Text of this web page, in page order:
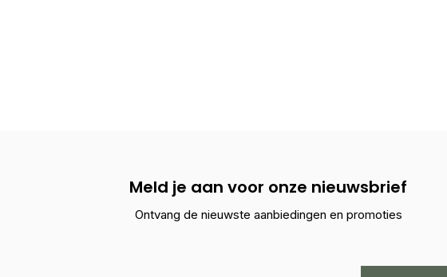
Meld je aan voor onze nieuwsbrief
Ontvang de nieuwste aanbiedingen en promoties